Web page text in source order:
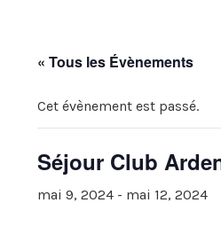
« Tous les Évènements
Cet évènement est passé.
Séjour Club
mai 9, 2024 - mai 12, 2024